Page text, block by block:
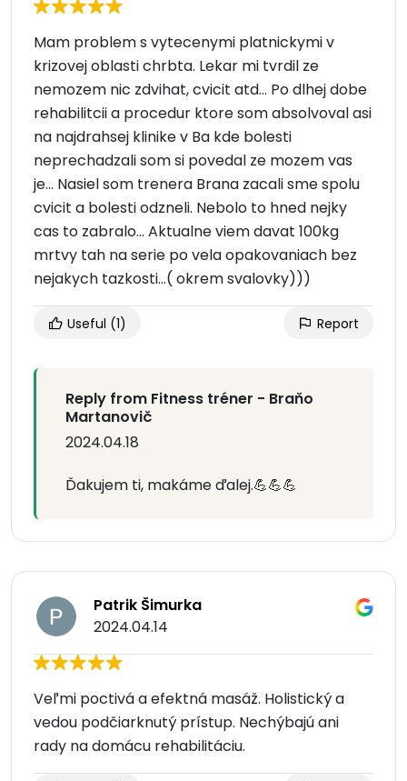
Mam problem s vytecenymi platnickymi v
krizovej oblasti chrbta. Lekar mi tvrdil ze
nemozem nic zdvihat, cvicit atd… Po dlhej dobe
rehabilitcii a procedur ktore som absolvoval asi
na najdrahsej klinike v Ba kde bolesti
neprechadzali som si povedal ze mozem vas
je… Nasiel som trenera Brana zacali sme spolu
cvicit a bolesti odzneli. Nebolo to hned nejky
cas to zabralo… Aktualne viem davat 100kg
mrtvy tah na serie po vela opakovaniach bez
nejakych tazkosti…( okrem svalovky)))
Useful (1) Report
Reply from Fitness tréner - Braňo
Martanovič
2024.04.18
Ďakujem ti, makáme ďalej.💪💪💪
Patrik Šimurka
2024.04.14
Veľmi poctivá a efektná masáž. Holistický a
vedou podčiarknutý prístup. Nechýbajú ani
rady na domácu rehabilitáciu.